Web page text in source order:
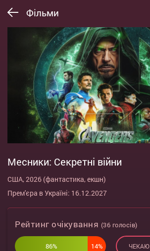
Фільми
Месники: Секретні війни
США, 2026 (фантастика, екшн)
Прем'єра в Україні: 16.12.2027
Рейтинг очікування (36 голосів)
86% 14% ЧЕКАЮ